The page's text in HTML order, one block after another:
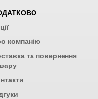
компанію
та повернення